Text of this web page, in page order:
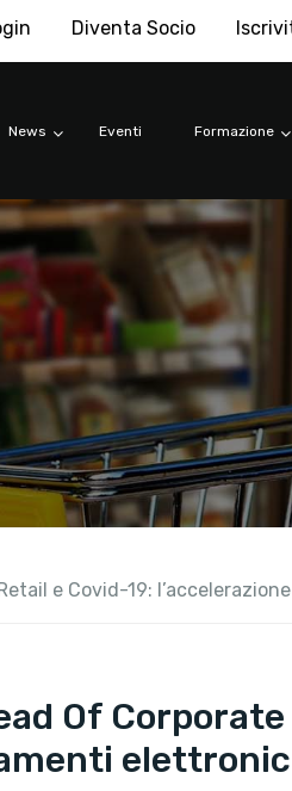
Diventa Socio
News Eventi Formazione
e Covid-19:
Of